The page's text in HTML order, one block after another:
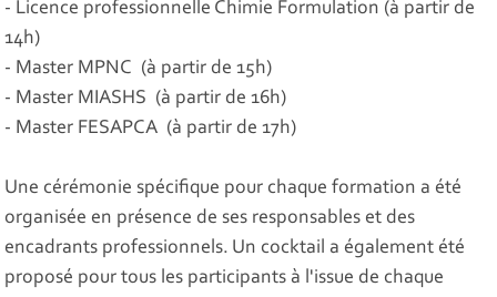
- Licence professionnelle Chimie Formulation (à partir de
14h)
- Master MPNC (à partir de 15h)
- Master MIASHS (à partir de 16h)
- Master FESAPCA (à partir de 17h)
Une cérémonie spécifique pour chaque formation a été
organisée en présence de ses responsables et des
encadrants professionnels. Un cocktail a également été
proposé pour tous les participants à l'issue de chaque